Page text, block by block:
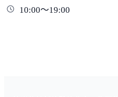
10:00～19:00